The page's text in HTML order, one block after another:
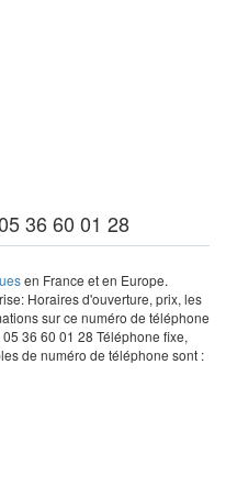
36 60 01 28
en France et en Europe.
Horaires d'ouverture, prix, les
sur ce numéro de téléphone
36 60 01 28 Téléphone fixe,
de numéro de téléphone sont :